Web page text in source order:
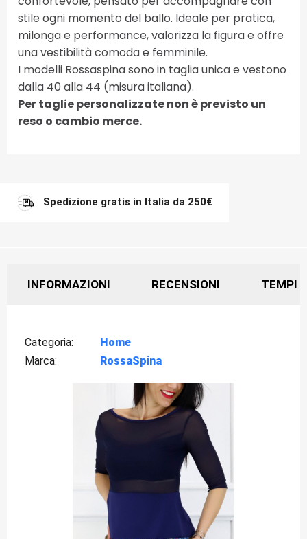
stile ogni momento del ballo. Ideale per pratica,
milonga e performance, valorizza la figura e offre
una vestibilità comoda e femminile.
I modelli Rossaspina sono in taglia unica e vestono
dalla 40 alla 44 (misura italiana).
Per taglie personalizzate non è previsto un
reso o cambio merce.
Spedizione gratis in Italia da 250€
INFORMAZIONI RECENSIONI TEMPI
Categoria
Home
Marca
RossaSpina